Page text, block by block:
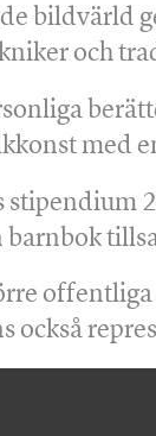
bildvärld
och
med
stipendium
barnbok
också